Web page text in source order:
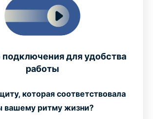
для удобства
работы
которая соответствовала
вашему ритму жизни?